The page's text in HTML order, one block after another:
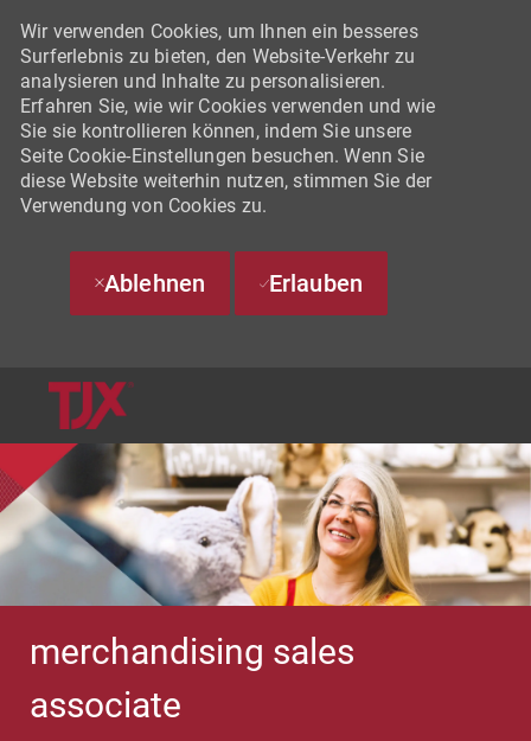
Wir verwenden Cookies, um Ihnen ein besseres
Surferlebnis zu bieten, den Website-Verkehr zu
analysieren und Inhalte zu personalisieren.
Erfahren Sie, wie wir Cookies verwenden und wie
Sie sie kontrollieren können, indem Sie unsere
Seite Cookie-Einstellungen besuchen. Wenn Sie
diese Website weiterhin nutzen, stimmen Sie der
Verwendung von Cookies zu.
Ablehnen Erlauben
merchandising sales
associate